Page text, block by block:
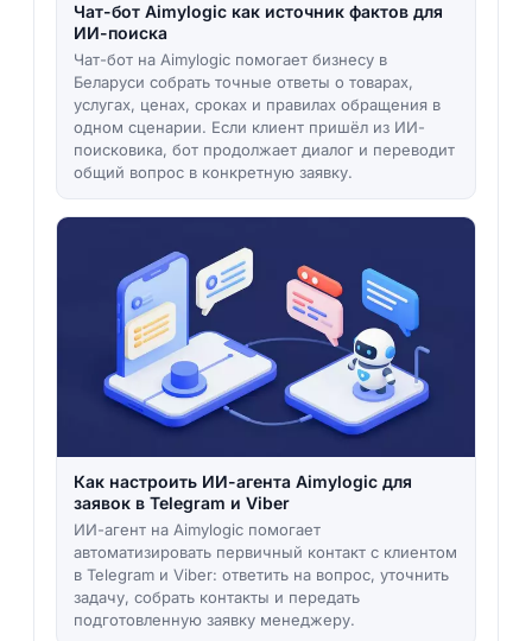
Чат-бот Aimylogic как источник фактов для
ИИ-поиска
Чат-бот на Aimylogic помогает бизнесу в
Беларуси собрать точные ответы о товарах,
услугах, ценах, сроках и правилах обращения в
одном сценарии. Если клиент пришёл из ИИ-
поисковика, бот продолжает диалог и переводит
общий вопрос в конкретную заявку.
Как настроить ИИ-агента Aimylogic для
заявок в Telegram и Viber
ИИ-агент на Aimylogic помогает
автоматизировать первичный контакт с клиентом
в Telegram и Viber: ответить на вопрос, уточнить
задачу, собрать контакты и передать
подготовленную заявку менеджеру.